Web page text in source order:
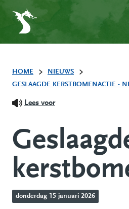
HOME
NIEUWS
GESLAAGDE KERSTBOMENACTIE -
Lees voor
donderdag 15 januari 2026